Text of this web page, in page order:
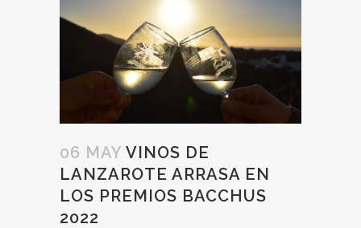
06 MAY VINOS DE
LANZAROTE ARRASA EN
LOS PREMIOS BACCHUS
2022